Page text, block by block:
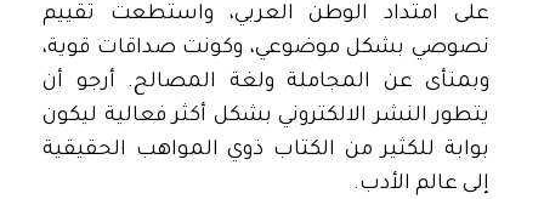
على امتداد الوطن العربي، واستطعت تقييم
نصوصي بشكل موضوعي، وكونت صداقات قوية،
وبمنأى عن المجاملة ولغة المصالح. أرجو أن
يتطور النشر الالكتروني بشكل أكثر فعالية ليكون
بوابة للكثير من الكتاب ذوي المواهب الحقيقية
إلى عالم الأدب.